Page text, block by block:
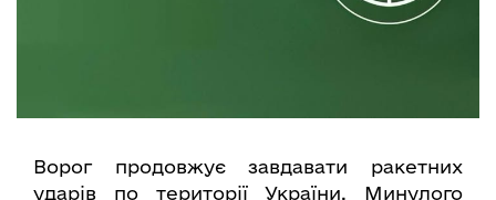
Ворог продовжує завдавати ракетних
ударів по території України. Минулого